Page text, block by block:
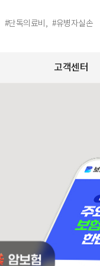
#단독의료비, #유병자실손
고객센터